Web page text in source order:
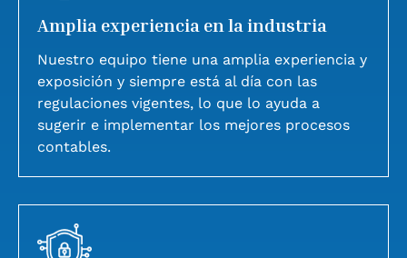
Amplia experiencia en la industria
Nuestro equipo tiene una amplia experiencia y
exposición y siempre está al día con las
regulaciones vigentes, lo que lo ayuda a
sugerir e implementar los mejores procesos
contables.